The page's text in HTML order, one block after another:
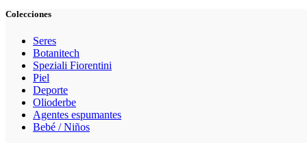
Colecciones
Seres
Botanitech
Speziali Fiorentini
Piel
Deporte
Olioderbe
Agentes espumantes
Bebé / Niños